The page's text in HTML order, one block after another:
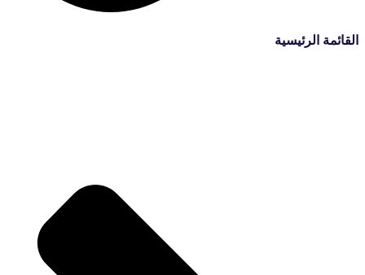
القائمة الرئيسية